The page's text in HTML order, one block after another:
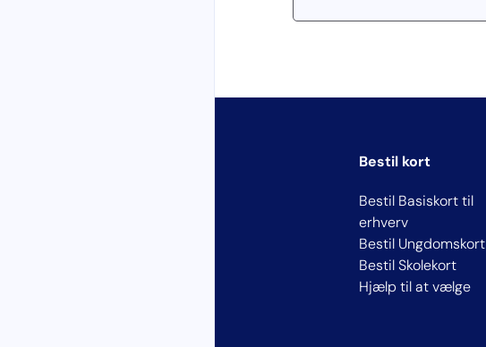
Bestil kort
Bestil Basiskort til
erhverv
Bestil Ungdomskort
Bestil Skolekort
Hjælp til at vælge